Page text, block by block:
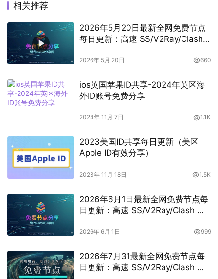
相关推荐
2026年5月20日最新全网免费节点
每日更新：高速 SS/V2Ray/Clash
vless/shadowrocket/trojan/vmess
2026年 5月 20日 660
ios英国苹果ID共享-2024年英区海
外ID账号免费分享
2024年 11月 7日 1.1K
2023美国ID共享每日更新（美区
Apple ID有效分享）
2023年 11月 18日 1.5K
2026年6月1日最新全网免费节点每
日更新：高速 SS/V2Ray/Clash 订
vless/shadowrocket/trojan/vmess
2026年 6月 1日 999
2026年7月31最新全网免费节点每
日更新：高速 SS/V2Ray/Clash 订